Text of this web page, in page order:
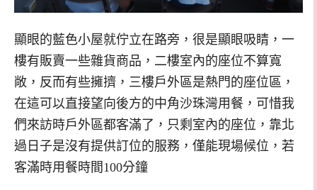
顯眼的藍色小屋就佇立在路旁，很是顯眼吸睛，一
樓有販賣一些雜貨商品，二樓室內的座位不算寬
敞，反而有些擁擠，三樓戶外區是熱門的座位區，
在這可以直接望向後方的中角沙珠灣用餐，可惜我
們來訪時戶外區都客滿了，只剩室內的座位，靠北
過日子是沒有提供訂位的服務，僅能現場候位，若
客滿時用餐時間100分鐘